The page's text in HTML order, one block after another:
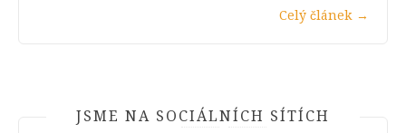
Celý článek →
JSME NA SOCIÁLNÍCH SÍTÍCH